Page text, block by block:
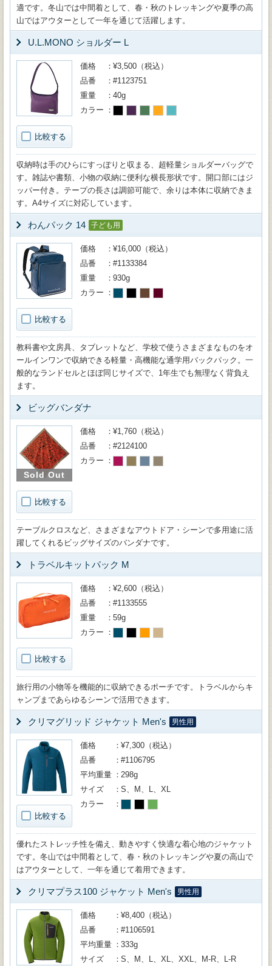
適です。冬山では中間着として、春・秋のトレッキングや夏季の高
山ではアウターとして一年を通じて活躍します。
U.L.MONO ショルダー L
比較する
価格
¥3,500（税込）
品番
#1123751
重量
40g
カラー
収納時は手のひらにすっぽりと収まる、超軽量ショルダーバッグで
す。雑誌や書類、小物の収納に便利な横長形状です。開口部にはジ
ッパー付き。テープの長さは調節可能で、余りは本体に収納できま
す。A4サイズに対応しています。
わんパック 14 子ども用
比較する
価格
¥16,000（税込）
品番
#1133384
重量
930g
カラー
教科書や文房具、タブレットなど、学校で使うさまざまなものをオ
ールインワンで収納できる軽量・高機能な通学用バックパック。一
般的なランドセルとほぼ同じサイズで、1年生でも無理なく背負え
ます。
ビッグバンダナ
Sold Out
比較する
価格
¥1,760（税込）
品番
#2124100
カラー
テーブルクロスなど、さまざまなアウトドア・シーンで多用途に活
躍してくれるビッグサイズのバンダナです。
トラベルキットパック M
比較する
価格
¥2,600（税込）
品番
#1133555
重量
59g
カラー
旅行用の小物等を機能的に収納できるポーチです。トラベルからキ
ャンプまであらゆるシーンで活用できます。
クリマグリッド ジャケット Men's 男性用
比較する
価格
¥7,300（税込）
品番
#1106795
平均重量
298g
サイズ
S、M、L、XL
カラー
優れたストレッチ性を備え、動きやすく快適な着心地のジャケット
です。冬山では中間着として、春・秋のトレッキングや夏の高山で
はアウターとして、一年を通じて着用できます。
クリマプラス100 ジャケット Men's 男性用
価格
¥8,400（税込）
品番
#1106591
平均重量
333g
サイズ
S、M、L、XL、XXL、M-R、L-R